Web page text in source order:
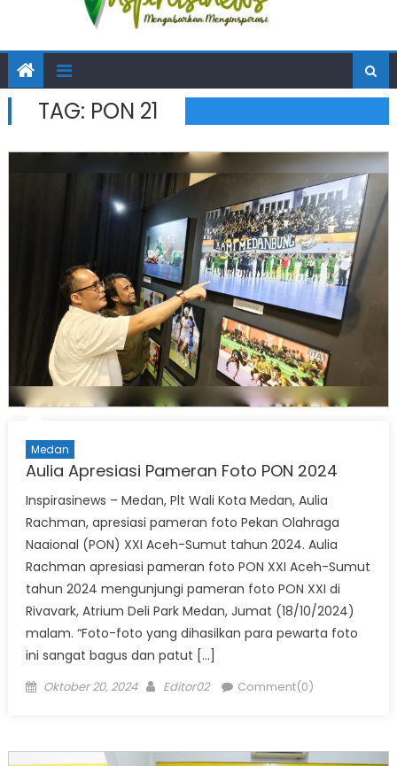
TAG: PON 21
Medan
Aulia Apresiasi Pameran Foto PON 2024
Inspirasinews – Medan, Plt Wali Kota Medan, Aulia
Rachman, apresiasi pameran foto Pekan Olahraga
Naaional (PON) XXI Aceh-Sumut tahun 2024. Aulia
Rachman apresiasi pameran foto PON XXI Aceh-Sumut
tahun 2024 mengunjungi pameran foto PON XXI di
Rivavark, Atrium Deli Park Medan, Jumat (18/10/2024)
malam. “Foto-foto yang dihasilkan para pewarta foto
ini sangat bagus dan patut […]
Posted
Oktober 20, 2024 Author
Editor02 Comment(0)